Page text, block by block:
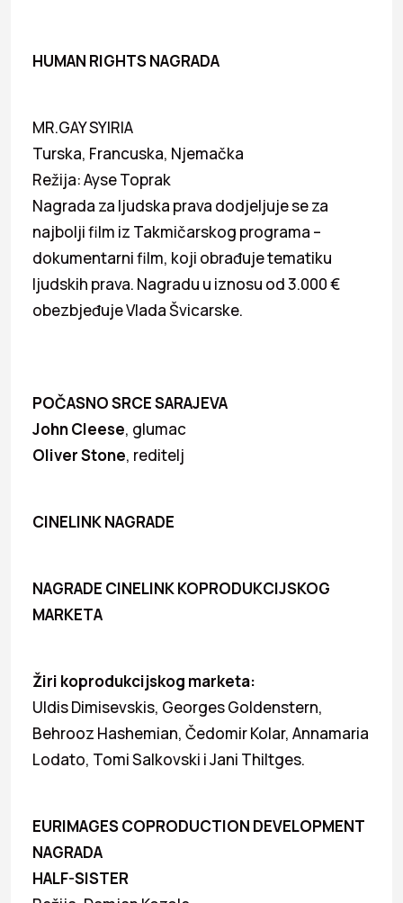
HUMAN RIGHTS NAGRADA
MR.GAY SYIRIA
Turska, Francuska, Njemačka
Režija: Ayse Toprak
Nagrada za ljudska prava dodjeljuje se za
najbolji film iz Takmičarskog programa –
dokumentarni film, koji obrađuje tematiku
ljudskih prava. Nagradu u iznosu od 3.000 €
obezbjeđuje Vlada Švicarske.
POČASNO SRCE SARAJEVA
John Cleese, glumac
Oliver Stone, reditelj
CINELINK NAGRADE
NAGRADE CINELINK KOPRODUKCIJSKOG
MARKETA
Žiri koprodukcijskog marketa:
Uldis Dimisevskis, Georges Goldenstern,
Behrooz Hashemian, Čedomir Kolar, Annamaria
Lodato, Tomi Salkovski i Jani Thiltges.
EURIMAGES COPRODUCTION DEVELOPMENT
NAGRADA
HALF-SISTER